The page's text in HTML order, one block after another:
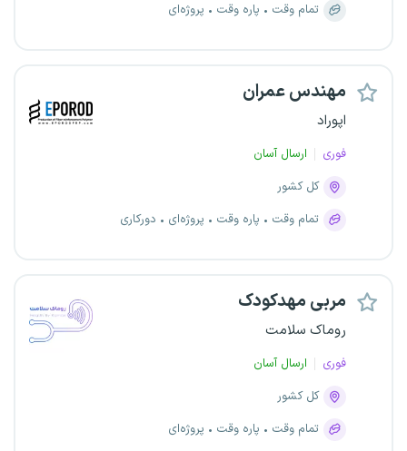
تمام وقت
پاره وقت پروژه‌ای
مهندس عمران
اپوراد
فوری
ارسال آسان
کل کشور
تمام وقت
پاره وقت پروژه‌ای دورکاری
مربی مهدکودک
روماک سلامت
فوری
ارسال آسان
کل کشور
تمام وقت
پاره وقت پروژه‌ای